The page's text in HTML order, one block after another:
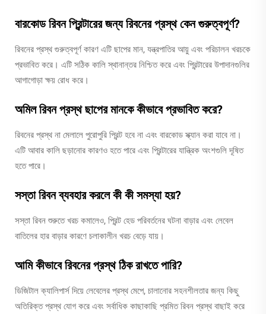
বারকোড রিবন প্রিন্টারের জন্য রিবনের প্রস্থ কেন গুরুত্বপূর্ণ?
রিবনের প্রস্থ গুরুত্বপূর্ণ কারণ এটি ছাপের মান, যন্ত্রপাতির আয়ু এবং পরিচালন খরচকে
প্রভাবিত করে। এটি সঠিক কালি স্থানান্তর নিশ্চিত করে এবং প্রিন্টারের উপাদানগুলির
আগাগোড়া ক্ষয় রোধ করে।
অমিল রিবন প্রস্থ ছাপের মানকে কীভাবে প্রভাবিত করে?
রিবনের প্রস্থ না মেলালে পুরোপুরি প্রিন্ট হবে না এবং বারকোড স্ক্যান করা যাবে না।
এটি আবার কালি ছড়ানোর কারণও হতে পারে এবং প্রিন্টারের যান্ত্রিক অংশগুলি দূষিত
হতে পারে।
সস্তা রিবন ব্যবহার করলে কী কী সমস্যা হয়?
সস্তা রিবন শুরুতে খরচ কমালেও, প্রিন্ট হেড পরিবর্তনের ঘটনা বাড়ার এবং লেবেল
বাতিলের হার বাড়ার কারণে চলাকালীন খরচ বেড়ে যায়।
আমি কীভাবে রিবনের প্রস্থ ঠিক রাখতে পারি?
ডিজিটাল ক্যালিপার্স দিয়ে লেবেলের প্রস্থ মেপে, চালানোর সহনশীলতার জন্য কিছু
অতিরিক্ত প্রস্থ যোগ করে এবং সর্বাধিক কাছাকাছি প্রমিত রিবন প্রস্থ বাছাই করে